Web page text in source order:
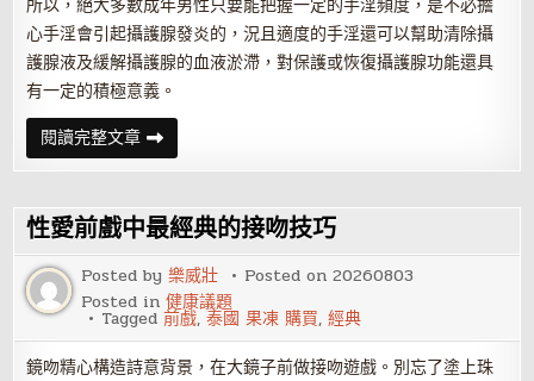
所以，絕大多數成年男性只要能把握一定的手淫頻度，是不必擔
心手淫會引起攝護腺發炎的，況且適度的手淫還可以幫助清除攝
護腺液及緩解攝護腺的血液淤滯，對保護或恢復攝護腺功能還具
有一定的積極意義。
閱讀完整文章如
何
預
攝
護
腺
發
炎
的
復
發
性愛前戲中最經典的接吻技巧
Posted by樂威壯 Posted on20260803
Posted in健康議題
Tagged前戲,泰國 果凍 購買,經典
鏡吻精心構造詩意背景，在大鏡子前做接吻遊戲。別忘了塗上珠